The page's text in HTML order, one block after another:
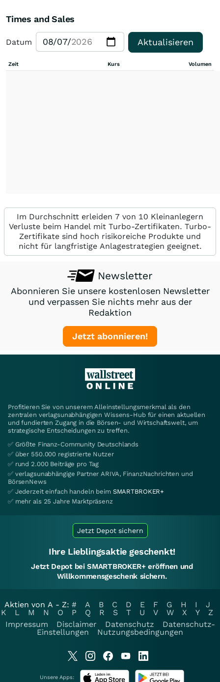
Times and Sales
Datum Aktualisieren
Zeit Kurs Volumen
Im Durchschnitt erleiden 7 von 10 Kleinanlegern
Verluste beim Handel mit Turbo-Zertifikaten. Turbo-
Zertifikate sind hoch risikoreiche Produkte und
nicht für langfristige Anlagestrategien geeignet.
Newsletter
Abonnieren Sie unsere kostenlosen Newsletter
und verpassen Sie nichts mehr aus der
Redaktion
Jetzt abonnieren!
Profitieren Sie von unserem Alleinstellungsmerkmal als den
zentralen verlagsunabhängigen Wissens-Hub für einen aktuellen
und fundierten Zugang in die Börsen- und Wirtschaftswelt, um
strategische Entscheidungen zu treffen.
✅ Größte Finanz-Community Deutschlands
✅ über 550.000 registrierte Nutzer
✅ rund 2.000 Beiträge pro Tag
✅ verlagsunabhängige Partner ARIVA, FinanzNachrichten und
BörsenNews
✅ Jederzeit einfach handeln beim SMARTBROKER+
✅ mehr als 25 Jahre Marktpräsenz
Jetzt Depot sichern
Ihre Lieblingsaktie geschenkt!
Jetzt Depot bei SMARTBROKER+ eröffnen und
Willkommensgeschenk sichern.
Aktien von A - Z: # A B C D E F G H I
J
K
L M N O P Q R S T U V W X Y
Z
Impressum
Disclaimer Datenschutz
Datenschutz-
Einstellungen
Nutzungsbedingungen
Unsere Apps: